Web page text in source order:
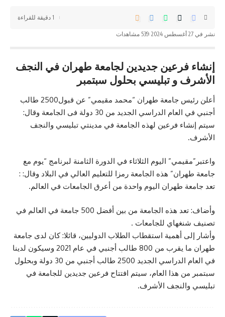
نشر في 27 أغسطس 2024 539 مشاهدات
1 دقيقة للقراءة
إنشاء فرعين جديدين لجامعة طهران في النجف
الأشرف و تبليسي بحلول سبتمبر
أعلن رئيس جامعة طهران “محمد مقیمي” عن قبول2500 طالب
أجنبي في العام الدراسي الجديد من 30 دولة فی الجامعة وقال:
سيتم إنشاء فرعين لهذه الجامعة في مدينتي تبليسي والنجف
الأشرف.
واعتبر”مقيمي” اليوم الثلاثاء في الدورة الثامنة لبرنامج “يوم مع
جامعة طهران” هذه الجامعة رمزا للتعليم العالي في البلاد وقال: :
تعد جامعة طهران اليوم واحدة من أعرق الجامعات في العالم.
وأضاف: تعد هذه الجامعة من بين أفضل 500 جامعة في العالم في
تصنيف شنغهاي للجامعات .
وأشار إلى أهمية استقطاب الطلاب الدوليين، قائلا: کان لدى جامعة
طهران ما يقرب من 800 طالب أجنبي في عام 2021 وسيكون لدينا
في العام الدراسي الجديد 2500 طالب أجنبي من 30 دولة وبحلول
سبتمبر من هذا العام، سيتم افتتاح فرعين جديدين للجامعة في
تبليسي والنجف الأشرف.